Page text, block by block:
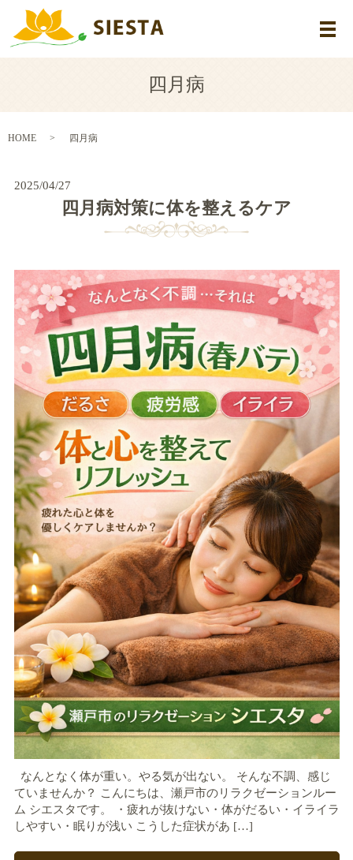
メ
四月病
HOME 四月病
2025/04/27
四月病対策に体を整えるケア
なんとなく体が重い。やる気が出ない。 そんな不調、感じ
ていませんか？ こんにちは、瀬戸市のリラクゼーションルー
ム シエスタです。 ・疲れが抜けない・体がだるい・イライラ
しやすい・眠りが浅い こうした症状があ […]